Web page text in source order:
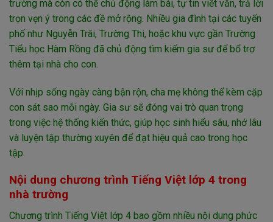
trường mà còn có thể chủ động làm bài, tự tin viết văn, trả lời
trọn vẹn ý trong các đề mở rộng. Nhiều gia đình tại các tuyến
phố như Nguyễn Trãi, Trường Thi, hoặc khu vực gần Trường
Tiểu học Hàm Rồng đã chủ động tìm kiếm gia sư để bổ trợ
thêm tại nhà cho con.
Với nhịp sống ngày càng bận rộn, cha mẹ không thể kèm cặp
con sát sao mỗi ngày. Gia sư sẽ đóng vai trò quan trọng
trong việc hệ thống kiến thức, giúp học sinh hiểu sâu, nhớ lâu
và luyện tập thường xuyên để đạt hiệu quả cao trong học
tập.
Nội dung chương trình Tiếng Việt lớp 4 trong
nhà trường
Chương trình Tiếng Việt lớp 4 bao gồm nhiều nội dung phức